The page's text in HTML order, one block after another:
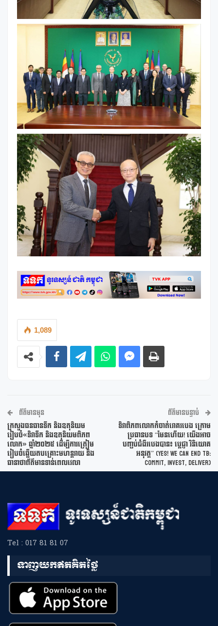
1,089
ព័ត៌មានមុន
ក្រសួងធនធានទឹក និងឧតុនិយម
រៀបចំ«ទិវាទឹក និងឧតុនិយមពិភព
លោក» ឆ្នាំ២០២៥ ដើម្បីការត្រៀម
រៀបចំឆ្លើយតបគ្រោះមហន្តរាយ និង
ធានាថាព័ត៌មានទាន់ពេលវេលា
ព័ត៌មានបន្ទាប់
ទិវាពិភពលោកកំចាត់រោគរបេង ក្រោម
ប្រធានបទ “មែនហើយ! យើងអាច
បញ្ចប់ជំងឺរបេងបាន៖ ប្តេជ្ញា វិនិយោគ
អនុវត្ត” (Yes! We Can End TB:
Commit, Invest, Deliver)
Tel : 017 81 81 07
ទាញយកឥតគិតថ្លៃ